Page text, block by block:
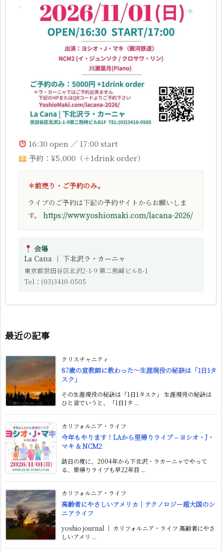
16:30 open ／ 17:00 start
予約：¥5,000（＋1drink order）
＊前売り・ご予約のみ。
ライブのご予約は下記の予約サイトからお願いしま
す。 https://www.yoshiomaki.com/lacana-2026/
会場
La Cana ｜ 下北沢ラ・カーニャ
東京都世田谷区北沢2-1-9 第二熊崎ビルB-1
Tel：(03)3410-0505
最近の記事
クリスチャニティ
87歳の宣教師に教わった〜生涯現役の秘訣は「1日1タ
スク」
その生涯現役の秘訣は「1日1タスク」 生涯現役の秘訣は
ひと言でいうと、「1日1タ ...
カリフォルニア・ライフ
今年もやります！LAから里帰りライブ – ヨシオ・J・
マキ & NCM2
訪日の度に、2004年から下北沢・ラカーニャでやって
る、里帰りライブも早22年目 ...
カリフォルニア・ライフ
高齢者にやさしいアメリカ｜テクノロジー超大国のシ
ニアライフ
yoshio journal ｜ カリフォルニア・ライフ 高齢者にやさ
しいアメリ ...